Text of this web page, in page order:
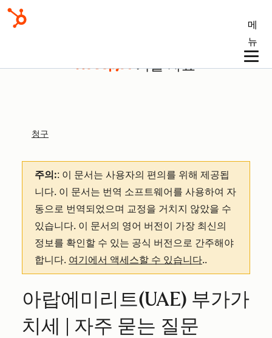
메
뉴
기술 자료
청구
주의:: 이 문서는 사용자의 편의를 위해 제공됩
니다. 이 문서는 번역 소프트웨어를 사용하여 자
동으로 번역되었으며 교정을 거치지 않았을 수
있습니다. 이 문서의 영어 버전이 가장 최신의
정보를 확인할 수 있는 공식 버전으로 간주해야
합니다. 여기에서 액세스할 수 있습니다..
아랍에미리트(UAE) 부가가
치세 | 자주 묻는 질문